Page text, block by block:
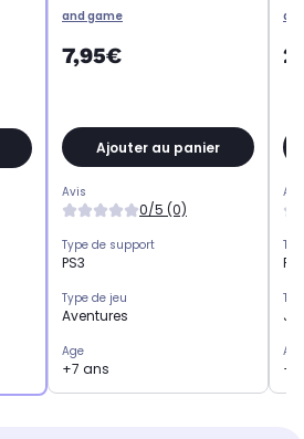
and game
7,95€
Ajouter au panier
Avis
0/5 (0)
Type de support
PS3
Type de jeu
Aventures
Age
+7 ans
Age